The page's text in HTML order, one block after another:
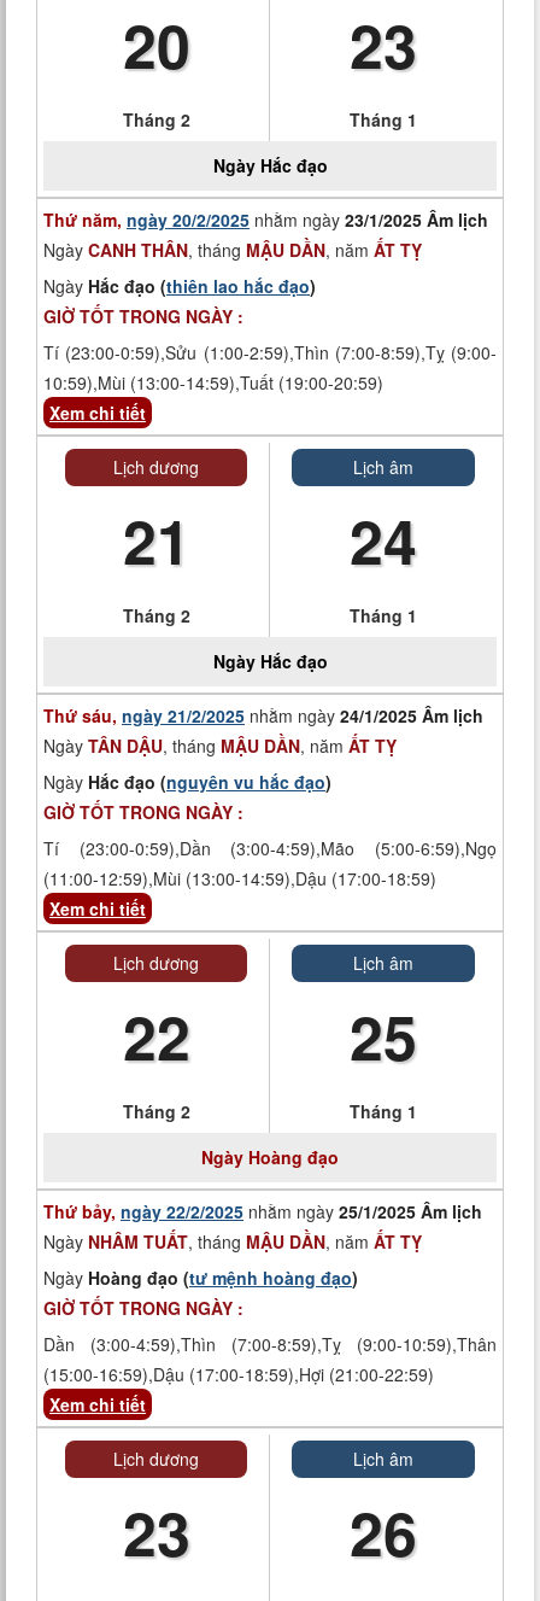
20
Tháng 2
23
Tháng 1
Ngày Hắc đạo
Thứ năm, ngày 20/2/2025 nhằm ngày 23/1/2025 Âm lịch
Ngày CANH THÂN, tháng MẬU DẦN, năm ẤT TỴ
Ngày Hắc đạo (thiên lao hắc đạo)
GIỜ TỐT TRONG NGÀY :
Tí (23:00-0:59),Sửu (1:00-2:59),Thìn (7:00-8:59),Tỵ (9:00-
10:59),Mùi (13:00-14:59),Tuất (19:00-20:59)
Xem chi tiết
Lịch dương
21
Tháng 2
Lịch âm
24
Tháng 1
Ngày Hắc đạo
Thứ sáu, ngày 21/2/2025 nhằm ngày 24/1/2025 Âm lịch
Ngày TÂN DẬU, tháng MẬU DẦN, năm ẤT TỴ
Ngày Hắc đạo (nguyên vu hắc đạo)
GIỜ TỐT TRONG NGÀY :
Tí (23:00-0:59),Dần (3:00-4:59),Mão (5:00-6:59),Ngọ
(11:00-12:59),Mùi (13:00-14:59),Dậu (17:00-18:59)
Xem chi tiết
Lịch dương
22
Tháng 2
Lịch âm
25
Tháng 1
Ngày Hoàng đạo
Thứ bảy, ngày 22/2/2025 nhằm ngày 25/1/2025 Âm lịch
Ngày NHÂM TUẤT, tháng MẬU DẦN, năm ẤT TỴ
Ngày Hoàng đạo (tư mệnh hoàng đạo)
GIỜ TỐT TRONG NGÀY :
Dần (3:00-4:59),Thìn (7:00-8:59),Tỵ (9:00-10:59),Thân
(15:00-16:59),Dậu (17:00-18:59),Hợi (21:00-22:59)
Xem chi tiết
Lịch dương
23
Lịch âm
26